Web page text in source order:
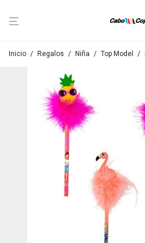
Inicio / Regalos / Niña / Top Model /